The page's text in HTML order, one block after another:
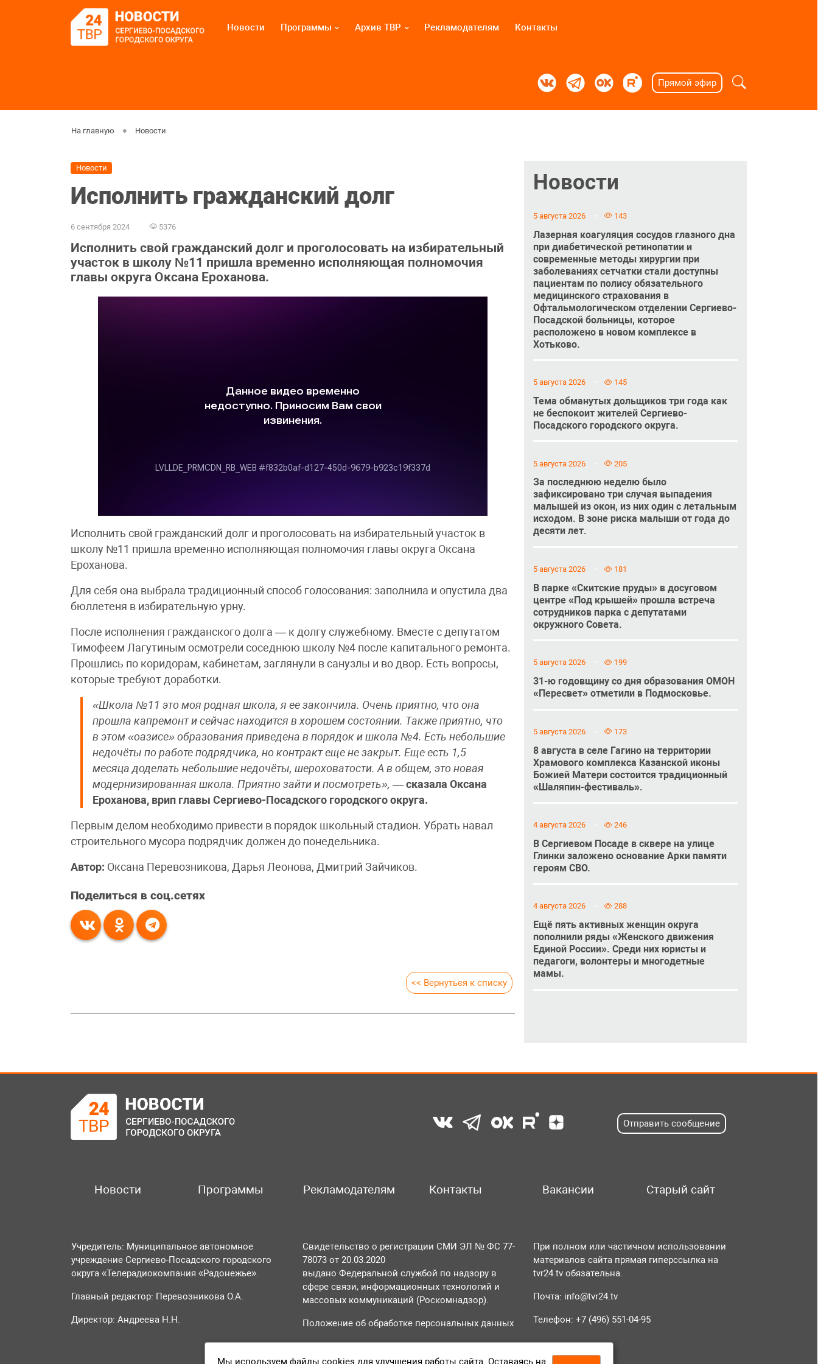
Новости Программы Архив ТВР Рекламодателям Контакты
Прямой эфир
На главную Новости
Новости
Исполнить гражданский долг
6 сентября 2024 5376
Исполнить свой гражданский долг и проголосовать на избирательный
участок в школу №11 пришла временно исполняющая полномочия
главы округа Оксана Ероханова.
Исполнить свой гражданский долг и проголосовать на избирательный участок в
школу №11 пришла временно исполняющая полномочия главы округа Оксана
Ероханова.
Для себя она выбрала традиционный способ голосования: заполнила и опустила два
бюллетеня в избирательную урну.
После исполнения гражданского долга — к долгу служебному. Вместе с депутатом
Тимофеем Лагутиным осмотрели соседнюю школу №4 после капитального ремонта.
Прошлись по коридорам, кабинетам, заглянули в санузлы и во двор. Есть вопросы,
которые требуют доработки.
«Школа №11 это моя родная школа, я ее закончила. Очень приятно, что она
прошла капремонт и сейчас находится в хорошем состоянии. Также приятно, что
в этом «оазисе» образования приведена в порядок и школа №4. Есть небольшие
недочёты по работе подрядчика, но контракт еще не закрыт. Еще есть 1,5
месяца доделать небольшие недочёты, шероховатости. А в общем, это новая
модернизированная школа. Приятно зайти и посмотреть», —сказала Оксана
Ероханова, врип главы Сергиево-Посадского городского округа.
Первым делом необходимо привести в порядок школьный стадион. Убрать навал
строительного мусора подрядчик должен до понедельника.
Автор: Оксана Перевозникова, Дарья Леонова, Дмитрий Зайчиков.
Поделиться в соц.сетях
<< Вернуться к списку
Новости
5 августа 2026 143
Лазерная коагуляция сосудов глазного дна
при диабетической ретинопатии и
современные методы хирургии при
заболеваниях сетчатки стали доступны
пациентам по полису обязательного
медицинского страхования в
Офтальмологическом отделении Сергиево-
Посадской больницы, которое
расположено в новом комплексе в
Хотьково.
5 августа 2026 145
Тема обманутых дольщиков три года как
не беспокоит жителей Сергиево-
Посадского городского округа.
5 августа 2026 205
За последнюю неделю было
зафиксировано три случая выпадения
малышей из окон, из них один с летальным
исходом. В зоне риска малыши от года до
десяти лет.
5 августа 2026 181
В парке «Скитские пруды» в досуговом
центре «Под крышей» прошла встреча
сотрудников парка с депутатами
окружного Совета.
5 августа 2026 199
31-ю годовщину со дня образования ОМОН
«Пересвет» отметили в Подмосковье.
5 августа 2026 173
8 августа в селе Гагино на территории
Храмового комплекса Казанской иконы
Божией Матери состоится традиционный
«Шаляпин-фестиваль».
4 августа 2026 246
В Сергиевом Посаде в сквере на улице
Глинки заложено основание Арки памяти
героям СВО.
4 августа 2026 288
Ещё пять активных женщин округа
пополнили ряды «Женского движения
Единой России». Среди них юристы и
педагоги, волонтеры и многодетные
мамы.
Отправить сообщение
Новости Программы Рекламодателям Контакты Вакансии Старый сайт
Учредитель: Муниципальное автономное
учреждение Сергиево-Посадского городского
округа «Телерадиокомпания «Радонежье».
Главный редактор: Перевозникова О.А.
Директор: Андреева Н.Н.
Свидетельство о регистрации СМИ ЭЛ № ФС 77-
78073 от 20.03.2020
выдано Федеральной службой по надзору в
сфере связи, информационных технологий и
массовых коммуникаций (Роскомнадзор).
Положение об обработке персональных данных
При полном или частичном использовании
материалов сайта прямая гиперссылка на
tvr24.tv обязательна.
Почта: info@tvr24.tv
Телефон: +7 (496) 551-04-95
Мы используем файлы cookies для улучшения работы сайта. Оставаясь на